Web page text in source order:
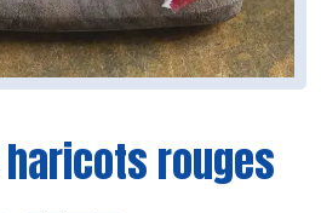
haricots rouges